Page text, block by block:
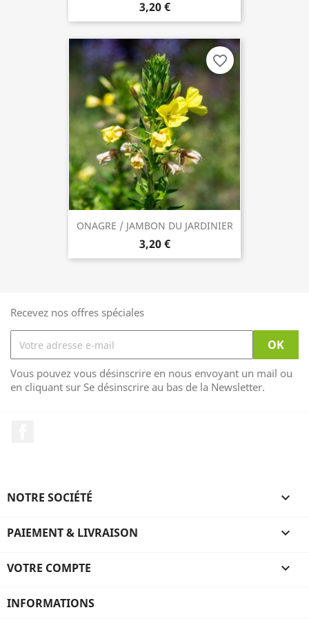
3,20 €
ONAGRE / JAMBON DU JARDINIER
3,20 €
favorite_border
Recevez nos offres spéciales
Vous pouvez vous désinscrire en nous envoyant un mail ou
en cliquant sur Se désinscrire au bas de la Newsletter.
NOTRE SOCIÉTÉ 
PAIEMENT & LIVRAISON 
VOTRE COMPTE 
INFORMATIONS